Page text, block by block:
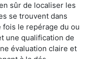
sûr de localiser les
se trouvent dans
le repérage du ou
une qualification de
évaluation claire et